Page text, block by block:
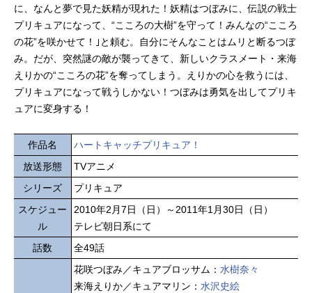
に、なんと夢で見た妖精が現れた！妖精はつぼみに、伝説の戦士
プリキュアになって、“こころの大樹”を守って！みんなの“こころ
の花”を咲かせて！｣と頼む。自分にそんなことはムリと断るつぼ
み。だが、突然謎の敵が襲ってきて、新しいクラスメート・来海
えりかの“こころの花”を奪ってしまう。えりかの心を救うには、
プリキュアになって戦うしかない！つぼみは勇気を出してプリキ
ュアに変身する！
作品名
ハートキャッチプリキュア！
放送形態
TVアニメ
シリーズ
プリキュア
スケジュー
ル
2010年2月7日（日）～2011年1月30日（日）
テレビ朝日系にて
話数
全49話
花咲つぼみ／キュアブロッサム： 水樹奈々
来海えりか／キュアマリン： 水沢史絵